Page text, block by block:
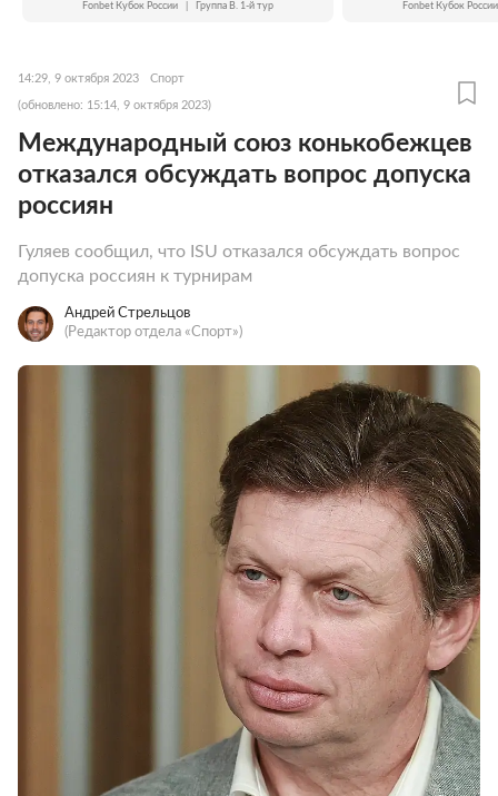
Fonbet Кубок России Группа B. 1-й тур Fonbet Кубок России
14:29, 9 октября 2023 Спорт
(обновлено: 15:14, 9 октября 2023)
Международный союз конькобежцев
отказался обсуждать вопрос допуска
россиян
Гуляев сообщил, что ISU отказался обсуждать вопрос
допуска россиян к турнирам
Андрей Стрельцов
(Редактор отдела «Спорт»)